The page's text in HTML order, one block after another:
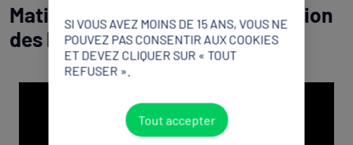
Matinée : L'initiative et l'élaboration
des lois sur le sport.
SI VOUS AVEZ MOINS DE 15 ANS, VOUS NE
POUVEZ PAS CONSENTIR AUX COOKIES
ET DEVEZ CLIQUER SUR « TOUT
REFUSER ».
Tout accepter